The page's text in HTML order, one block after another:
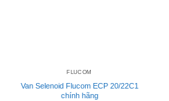
FLUCOM
Van Selenoid Flucom ECP 20/22C1
chính hãng